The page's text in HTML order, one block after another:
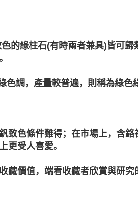
的綠柱石(有時兩者兼具)皆可
色調，產量較普遍，則稱為綠色
致色條件難得；在市場上，含
更受人喜愛。
藏價值，端看收藏者欣賞與研究